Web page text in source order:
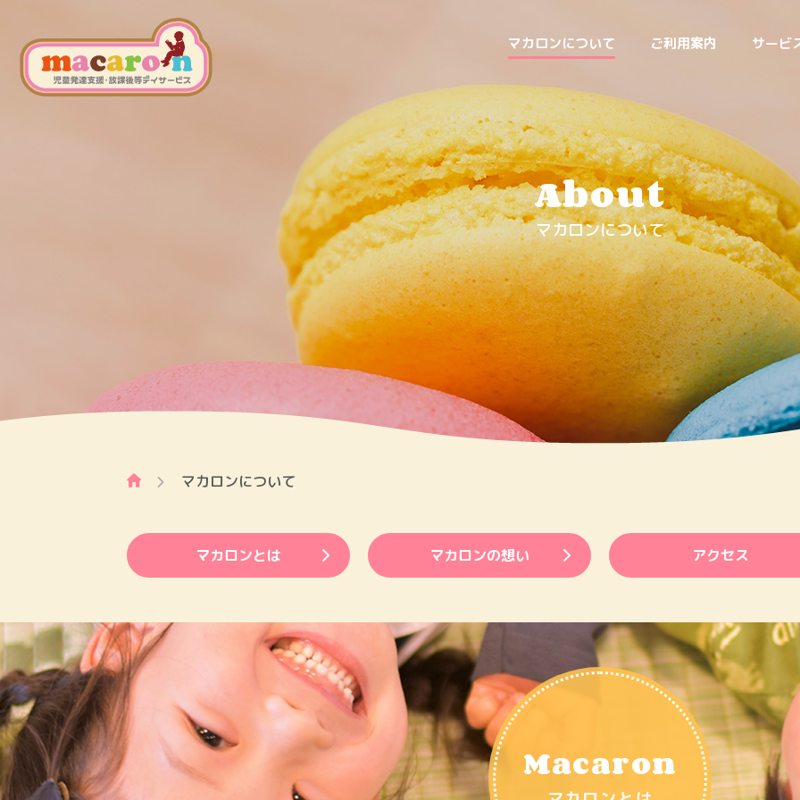
マカロンについて ご利用案内 サービ
About
マカロンについて
マカロンについて
マカロンとは マカロンの想い アクセス
Macaron